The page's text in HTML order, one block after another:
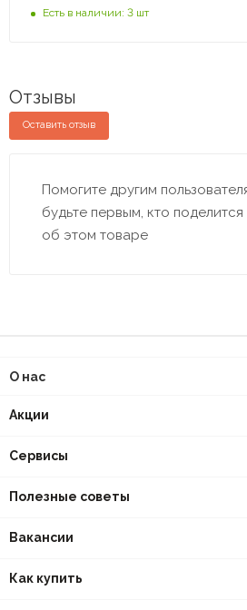
Есть в наличии: 3 шт
Отзывы
Оставить отзыв
Помогите другим
будьте первым, кто
об этом товаре
О нас
Акции
Сервисы
Полезные советы
Вакансии
Как купить